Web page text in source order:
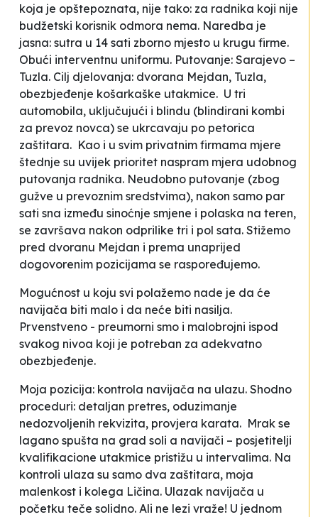
koja je opštepoznata, nije tako: za radnika koji nije
budžetski korisnik odmora nema. Naredba je
jasna: sutra u 14 sati zborno mjesto u krugu firme.
Obući interventnu uniformu. Putovanje: Sarajevo –
Tuzla. Cilj djelovanja: dvorana Mejdan, Tuzla,
obezbjeđenje košarkaške utakmice. U tri
automobila, uključujući i blindu (blindirani kombi
za prevoz novca) se ukrcavaju po petorica
zaštitara. Kao i u svim privatnim firmama mjere
štednje su uvijek prioritet naspram mjera udobnog
putovanja radnika. Neudobno putovanje (zbog
gužve u prevoznim sredstvima), nakon samo par
sati sna između sinoćnje smjene i polaska na teren,
se završava nakon odprilike tri i pol sata. Stižemo
pred dvoranu Mejdan i prema unaprijed
dogovorenim pozicijama se raspoređujemo.
Mogućnost u koju svi polažemo nade je da će
navijača biti malo i da neće biti nasilja.
Prvenstveno - preumorni smo i malobrojni ispod
svakog nivoa koji je potreban za adekvatno
obezbjeđenje.
Moja pozicija: kontrola navijača na ulazu. Shodno
proceduri: detaljan pretres, oduzimanje
nedozvoljenih rekvizita, provjera karata. Mrak se
lagano spušta na grad soli a navijači – posjetitelji
kvalifikacione utakmice pristižu u intervalima. Na
kontroli ulaza su samo dva zaštitara, moja
malenkost i kolega Ličina. Ulazak navijača u
početku teče solidno. Ali ne lezi vraže! U jednom